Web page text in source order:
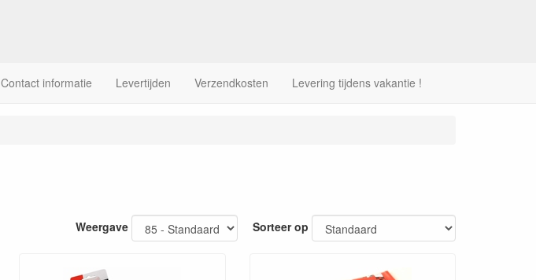
Contact informatie Levertijden Verzendkosten Levering tijdens vakantie !
Weergave Sorteer op